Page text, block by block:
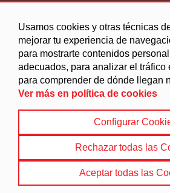
Usamos cookies y otras técnicas
mejorar tu experiencia de
para mostrarte contenidos
adecuados, para analizar el tráfico
para comprender de dónde llegan
Ver más en política de cookies
Configurar
Rechazar todas las
Aceptar todas las
Agenda
Ordenanzas
Entidades y
© 2024 Ayuntamiento
Política de Cookies